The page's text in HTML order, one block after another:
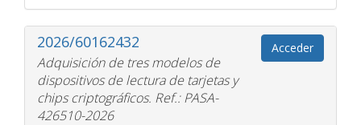
2026/60162432
Adquisición de tres modelos de
dispositivos de lectura de tarjetas y
chips criptográficos. Ref.: PASA-
426510-2026
Acceder